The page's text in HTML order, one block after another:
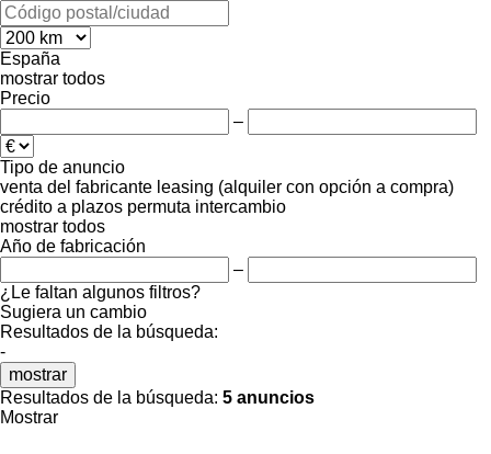
España
mostrar todos
Precio
–
Tipo de anuncio
venta del fabricante leasing (alquiler con opción a compra)
crédito a plazos permuta intercambio
mostrar todos
Año de fabricación
–
¿Le faltan algunos filtros?
Sugiera un cambio
Resultados de la búsqueda:
-
mostrar
Resultados de la búsqueda: 5 anuncios
Mostrar